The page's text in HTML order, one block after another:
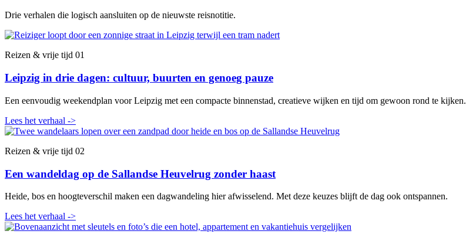
Drie verhalen die logisch aansluiten op de nieuwste reisnotitie.
Reizen & vrije tijd 01
Leipzig in drie dagen: cultuur, buurten en genoeg pauze
Een eenvoudig weekendplan voor Leipzig met een compacte binnenstad, creatieve wijken en tijd om gewoon rond te kijken.
Lees het verhaal ->
Reizen & vrije tijd 02
Een wandeldag op de Sallandse Heuvelrug zonder haast
Heide, bos en hoogteverschil maken een dagwandeling hier afwisselend. Met deze keuzes blijft de dag ook ontspannen.
Lees het verhaal ->